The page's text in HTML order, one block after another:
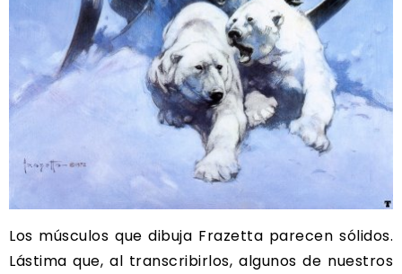
Los músculos que dibuja Frazetta parecen sólidos.
Lástima que, al transcribirlos, algunos de nuestros